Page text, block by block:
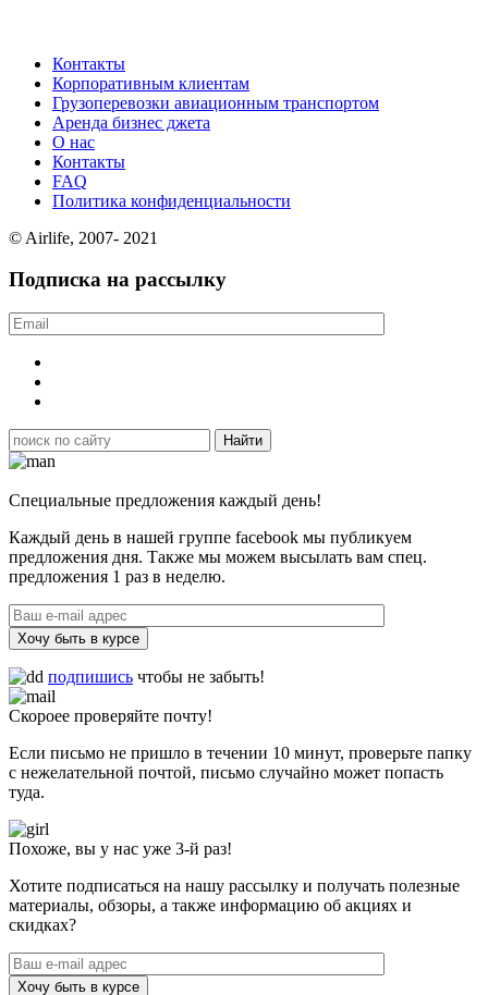
Контакты
Корпоративным клиентам
Грузоперевозки авиационным транспортом
Аренда бизнес джета
О нас
Контакты
FAQ
Политика конфиденциальности
© Airlife, 2007- 2021
Подписка на рассылку
Специальные предложения каждый день!
Каждый день в нашей группе facebook мы публикуем
предложения дня. Также мы можем высылать вам спец.
предложения 1 раз в неделю.
Хочу быть в курсе
подпишись чтобы не забыть!
Скороее проверяйте почту!
Если письмо не пришло в течении 10 минут, проверьте папку
с нежелательной почтой, письмо случайно может попасть
туда.
Похоже, вы у нас уже 3-й раз!
Хотите подписаться на нашу рассылку и получать полезные
материалы, обзоры, а также информацию об акциях и
скидках?
Хочу быть в курсе